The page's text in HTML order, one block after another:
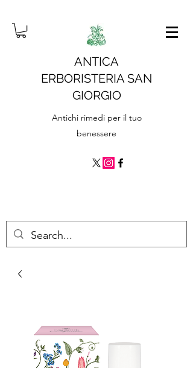
ANTICA
ERBORISTERIA SAN
GIORGIO
Antichi rimedi per il tuo
benessere